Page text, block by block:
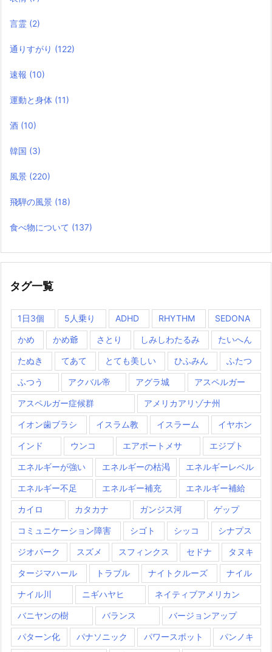
言霊 (2)
通りすがり (122)
速報 (10)
運動と身体 (11)
酒 (10)
韓国 (3)
風景 (220)
飛騨の風景 (18)
食べ物について (137)
タグ一覧
1日3個 5人乗り ADHD RHYTHM SEDONA
かめ かめ爺 さとり しみしわたるみ たいへん
たぬき てあて とても美しい ひふみん ふたつ
ふつう アクバル帝 アグラ城 アスペルガー
アスペルガー症候群 アメリカアリゾナ州
イオン歯ブラシ イスラム教 イスラーム イヤホン
インド ウンコ エアポートメサ エジプト
エネルギーが強い エネルギーの枯渇 エネルギーレベル
エネルギー不足 エネルギー補充 エネルギー補給
カイロ カタカナ ガンジス河 ゲップ
コミュニケーション障害 シゴト シッコ シナプス
ジオパーク スズメ スフィンクス セドナ タヌキ
タージマハール トラブル ナイトクルーズ ナイル
ナイル川 ニギハヤヒ ネイティブアメリカン
バニヤンの樹 バランス バージョンアップ
パターン化 パナソニック パワースポット パンノキ